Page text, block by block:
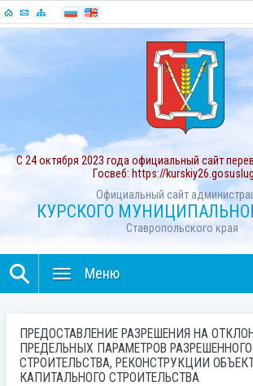
С 24 октября 2023 года официальный сайт
Госвеб: https://
Официальный сайт
КУРСКОГО
Ставропольского края
Меню
ПРЕДОСТАВЛЕНИЕ РАЗРЕШЕНИЯ НА
ПРЕДЕЛЬНЫХ ПАРАМЕТРОВ РАЗРЕШЕННОГО
СТРОИТЕЛЬСТВА, РЕКОНСТРУКЦИИ
КАПИТАЛЬНОГО СТРОИТЕЛЬСТВА